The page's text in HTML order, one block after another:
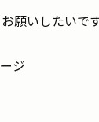
願いしたいです
ジ